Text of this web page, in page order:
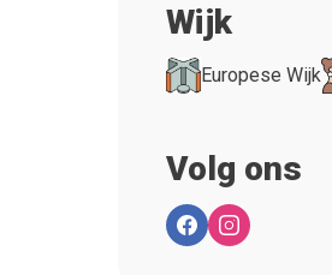
Wijk
Europese Wijk
Volg ons